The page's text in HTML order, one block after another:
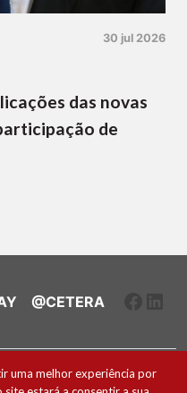
30 jul 2026
das novas
de
@CETERA
uma melhor experiência por